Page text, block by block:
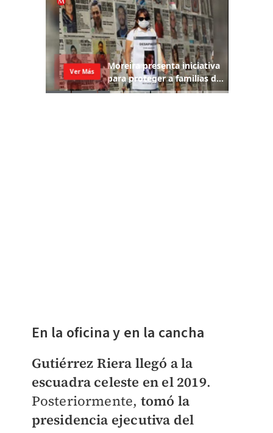
En la oficina y en la cancha
Gutiérrez Riera llegó a la
escuadra celeste en el 2019.
Posteriormente, tomó la
presidencia ejecutiva del